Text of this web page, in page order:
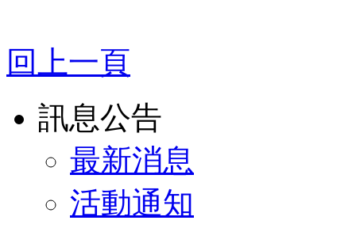
回上一頁
訊息公告
最新消息
活動通知